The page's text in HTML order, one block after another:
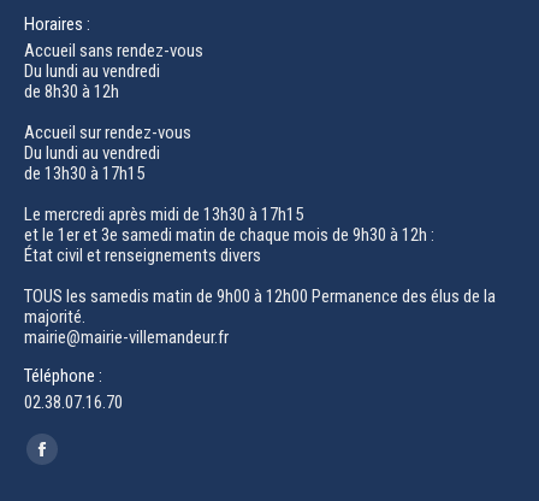
Horaires :
Accueil sans rendez-vous
Du lundi au vendredi
de 8h30 à 12h
Accueil sur rendez-vous
Du lundi au vendredi
de 13h30 à 17h15
Le mercredi après midi de 13h30 à 17h15
et le 1er et 3e samedi matin de chaque mois de 9h30 à 12h :
État civil et renseignements divers
TOUS les samedis matin de 9h00 à 12h00 Permanence des élus de la
majorité.
mairie@mairie-villemandeur.fr
Téléphone :
02.38.07.16.70
Trouvez nous sur :
Facebook